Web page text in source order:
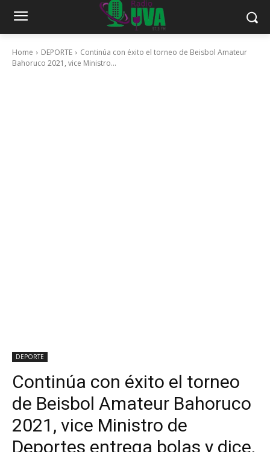
Home DEPORTE
Continúa con éxito el torneo de Beisbol Amateur
Bahoruco 2021, vice Ministro...
DEPORTE
Continúa con éxito el torneo
de Beisbol Amateur Bahoruco
2021, vice Ministro de
Deportes entrega bolas y dice,